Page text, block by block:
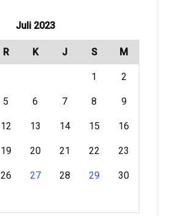
Juli 2023
R K J S M
1 2
5 6 7 8 9
12 13 14 15 16
19 20 21 22 23
26 27 28 29 30